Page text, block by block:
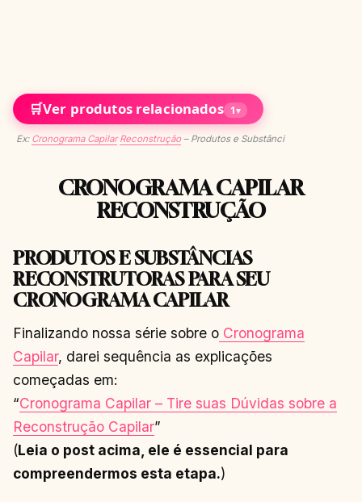
🛒Ver produtos relacionados 1▾
Ex: Cronograma Capilar Reconstrução– Produtos e Substânci
CRONOGRAMA CAPILAR
RECONSTRUÇÃO
PRODUTOS E SUBSTÂNCIAS
RECONSTRUTORAS PARA SEU
CRONOGRAMA CAPILAR
Finalizando nossa série sobre o Cronograma
Capilar, darei sequência as explicações
começadas em:
“Cronograma Capilar – Tire suas Dúvidas sobre a
Reconstrução Capilar”
(Leia o post acima, ele é essencial para
compreendermos esta etapa.)